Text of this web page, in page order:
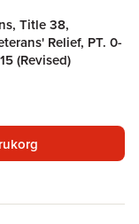
Title 38,
Relief, PT. 0-
(Revised)